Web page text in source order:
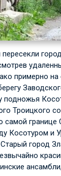
примерно на
подножья
Троицкого
самой границе
Косотуром и
город